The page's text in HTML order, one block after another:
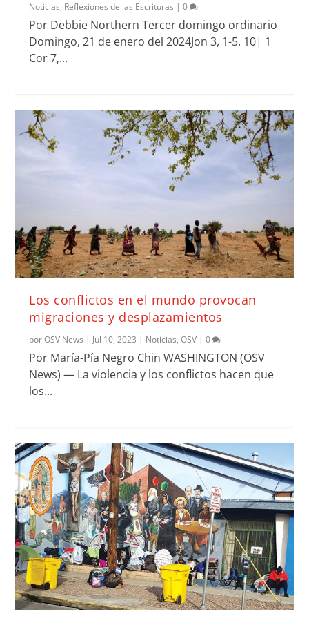
Noticias, Reflexiones de las Escrituras |0
Por Debbie Northern Tercer domingo ordinario
Domingo, 21 de enero del 2024Jon 3, 1-5. 10| 1
Cor 7,...
Los conflictos en el mundo provocan
migraciones y desplazamientos
porOSV News | Jul 10, 2023 | Noticias,OSV |0
Por María-Pía Negro Chin WASHINGTON (OSV
News) — La violencia y los conflictos hacen que
los...